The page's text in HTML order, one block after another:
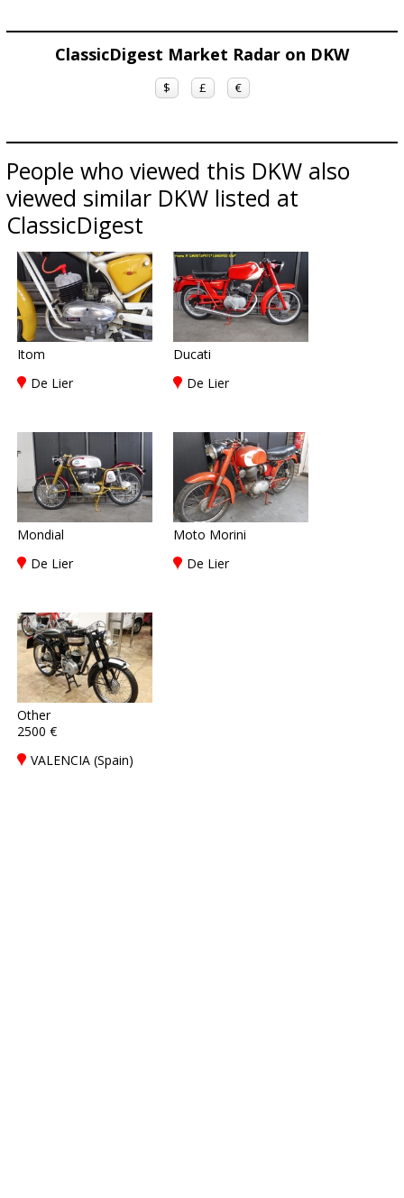
ClassicDigest Market Radar on DKW
$ £ €
People who viewed this DKW also
viewed similar DKW listed at
ClassicDigest
Itom
De Lier
Ducati
De Lier
Mondial
De Lier
Moto Morini
De Lier
Other
2500 €
VALENCIA (Spain)